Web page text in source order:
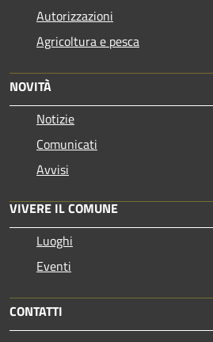
Autorizzazioni
Agricoltura e pesca
NOVITÀ
Notizie
Comunicati
Avvisi
VIVERE IL COMUNE
Luoghi
Eventi
CONTATTI